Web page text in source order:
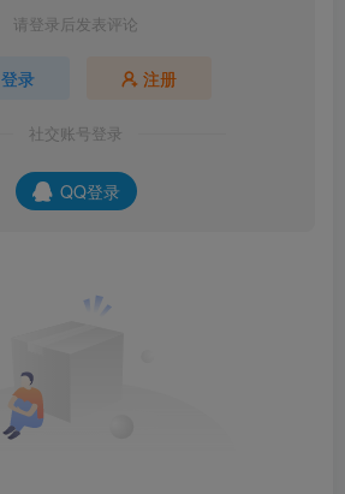
请登录后发表评论
登录 注册
社交账号登录
QQ登录